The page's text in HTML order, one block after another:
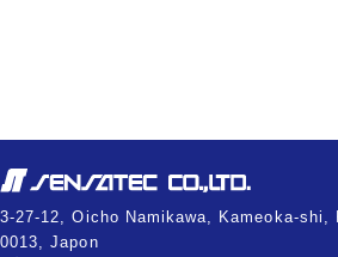
3-27-12, Oicho Namikawa, Kameoka-shi,
0013, Japon